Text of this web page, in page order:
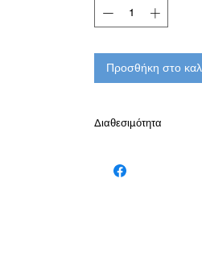
Προσθήκη στο
Διαθεσιμότητα